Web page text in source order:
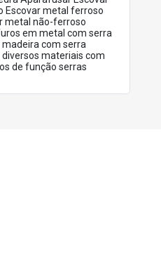
Escovar metal ferroso
metal não-ferroso
em metal com serra
com serra
materiais com
de função serras